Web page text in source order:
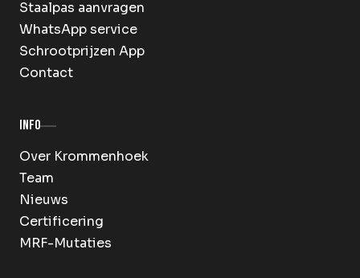
Staalpas aanvragen
WhatsApp service
Schrootprijzen App
Contact
Info
Over Krommenhoek
Team
Nieuws
Certificering
MRF-Mutaties